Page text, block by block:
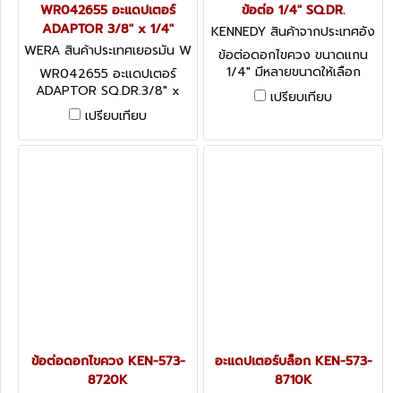
WR042655 อะแดปเตอร์
ADAPTOR 3/8" x 1/4"
WERA สินค้าประเทศเยอรมัน W
R042655
WR042655 อะแดปเตอร์
ADAPTOR SQ.DR.3/8" x
1/4" WERA สินค้าผลิตประเทศ
เยอรมัน / สินค้าประเทศเยอรมัน
เปรียบเทียบ
ข้อต่อ 1/4" SQ.DR.
KENNEDY สินค้าจากประเทศอัง
กฤษ-1
ข้อต่อดอกไขควง ขนาดแกน
1/4" มีหลายขนาดให้เลือก
KENNEDY HEXAGON
MAGNETIC NUT SETTER
เปรียบเทียบ
ข้อต่อดอกไขควง KEN-573-
8720K
อะแดปเตอร์บล็อก KEN-573-
8710K